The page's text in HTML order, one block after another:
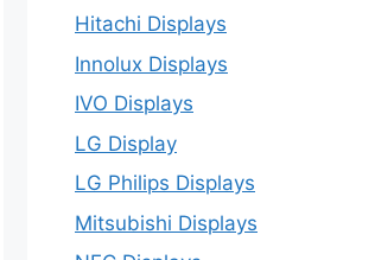
Hitachi Displays
Innolux Displays
IVO Displays
LG Display
LG Philips Displays
Mitsubishi Displays